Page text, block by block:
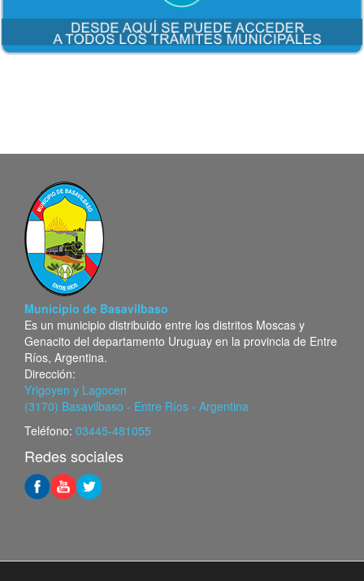
Municipio de Basavilbaso
Es un municipio distribuido entre los distritos Moscas y
Genacito del departamento Uruguay en la provincia de Entre
Ríos, Argentina.
Dirección:
Yrigoyen y Lagocen
(3170) Basavilbaso - Entre Ríos - Argentina
Teléfono: 03445-481055
Redes sociales